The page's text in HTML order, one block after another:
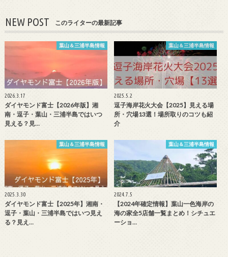
NEW POST このライターの最新記事
葉山＆三浦半島情報
2026.3.17
ダイヤモンド富士【2026年版】湘
南・逗子・葉山・三浦半島ではいつ
見える？見…
葉山＆三浦半島情報
2025.5.2
逗子海岸花火大会【2025】見える場
所・穴場13選！場所取りのコツも紹
介
葉山＆三浦半島情報
2025.3.30
ダイヤモンド富士【2025年】湘南・
逗子・葉山・三浦半島ではいつ見え
る？見え…
葉山＆三浦半島情報
2024.7.5
【2024年確定情報】葉山一色海岸の
海の家全5店舗一覧まとめ！シチュエ
ーショ…